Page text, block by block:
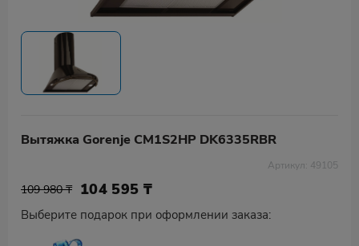
Вытяжка Gorenje CM1S2HP DK6335RBR
Артикул: 49105
109 980 ₸ 104 595 ₸
Выберите подарок при оформлении заказа: